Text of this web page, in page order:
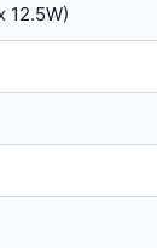
12.5W)